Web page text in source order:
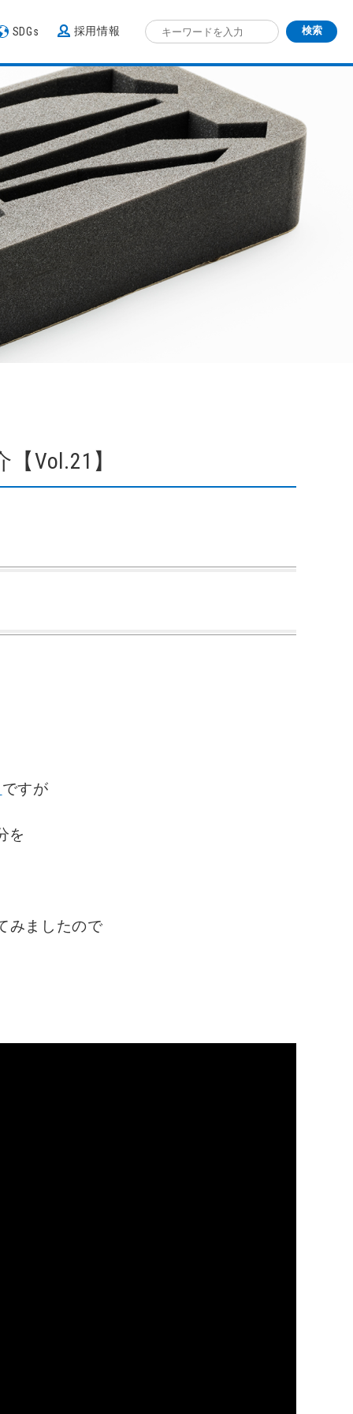
SDGs 採用情報
【Vol.21】
ですが
を
みましたので